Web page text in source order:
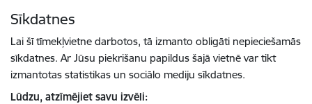
Sīkdatnes
Lai šī tīmekļvietne darbotos, tā izmanto obligāti nepieciešamās
sīkdatnes. Ar Jūsu piekrišanu papildus šajā vietnē var tikt
izmantotas statistikas un sociālo mediju sīkdatnes.
Lūdzu, atzīmējiet savu izvēli: